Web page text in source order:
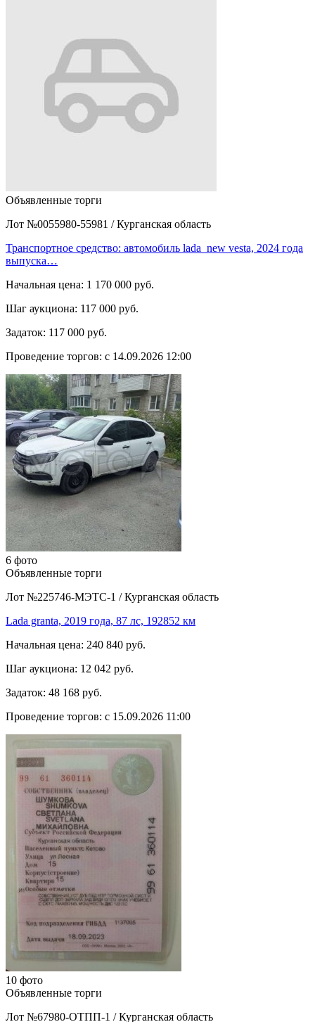
Объявленные торги
Лот №0055980-55981 / Курганская область
Транспортное средство: автомобиль lada_new vesta, 2024 года
выпуска…
Начальная цена: 1 170 000 руб.
Шаг аукциона: 117 000 руб.
Задаток: 117 000 руб.
Проведение торгов: с 14.09.2026 12:00
6 фото
Объявленные торги
Лот №225746-МЭТС-1 / Курганская область
Lada granta, 2019 года, 87 лс, 192852 км
Начальная цена: 240 840 руб.
Шаг аукциона: 12 042 руб.
Задаток: 48 168 руб.
Проведение торгов: с 15.09.2026 11:00
10 фото
Объявленные торги
Лот №67980-ОТПП-1 / Курганская область